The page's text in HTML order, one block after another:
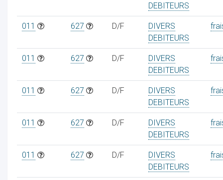
DEBITEURS
011 627 D/F
DIVERS
DEBITEURS
011 627 D/F
DIVERS
DEBITEURS
011 627 D/F
DIVERS
DEBITEURS
011 627 D/F
DIVERS
DEBITEURS
011 627 D/F
DIVERS
DEBITEURS